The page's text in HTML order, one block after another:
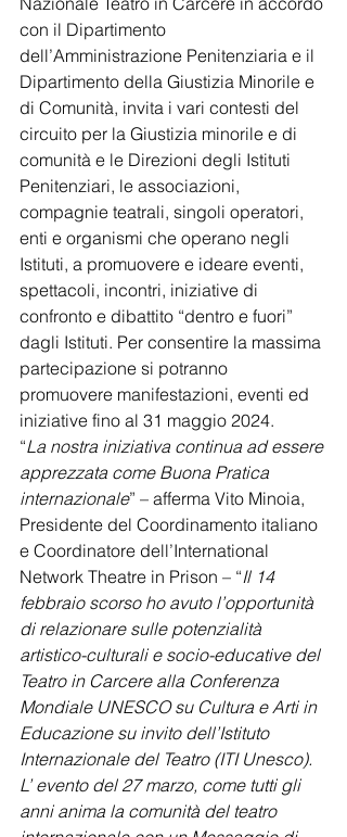
con il Dipartimento
dell’Amministrazione Penitenziaria e il
Dipartimento della Giustizia Minorile e
di Comunità, invita i vari contesti del
circuito per la Giustizia minorile e di
comunità e le Direzioni degli Istituti
Penitenziari, le associazioni,
compagnie teatrali, singoli operatori,
enti e organismi che operano negli
Istituti, a promuovere e ideare eventi,
spettacoli, incontri, iniziative di
confronto e dibattito “dentro e fuori”
dagli Istituti. Per consentire la massima
partecipazione si potranno
promuovere manifestazioni, eventi ed
iniziative fino al 31 maggio 2024.
“La nostra iniziativa continua ad essere
apprezzata come Buona Pratica
internazionale” – afferma Vito Minoia,
Presidente del Coordinamento italiano
e Coordinatore dell’International
Network Theatre in Prison – “Il 14
febbraio scorso ho avuto l’opportunità
di relazionare sulle potenzialità
artistico-culturali e socio-educative del
Teatro in Carcere alla Conferenza
Mondiale UNESCO su Cultura e Arti in
Educazione su invito dell’Istituto
Internazionale del Teatro (ITI Unesco).
L’ evento del 27 marzo, come tutti gli
anni anima la comunità del teatro